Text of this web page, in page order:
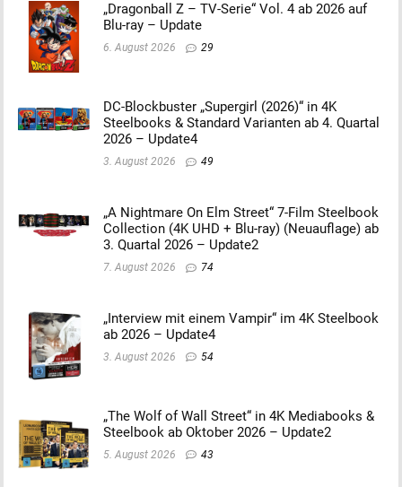
„Dragonball Z – TV-Serie“ Vol. 4 ab 2026 auf
Blu-ray – Update
6. August 2026 29
DC-Blockbuster „Supergirl (2026)“ in 4K
Steelbooks & Standard Varianten ab 4. Quartal
2026 – Update4
3. August 2026 49
„A Nightmare On Elm Street“ 7-Film Steelbook
Collection (4K UHD + Blu-ray) (Neuauflage) ab
3. Quartal 2026 – Update2
7. August 2026 74
„Interview mit einem Vampir“ im 4K Steelbook
ab 2026 – Update4
3. August 2026 54
„The Wolf of Wall Street“ in 4K Mediabooks &
Steelbook ab Oktober 2026 – Update2
5. August 2026 43